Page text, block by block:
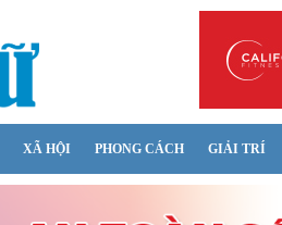
XÃ HỘI PHONG CÁCH GIẢI TRÍ